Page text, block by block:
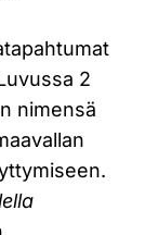
2
nimensä